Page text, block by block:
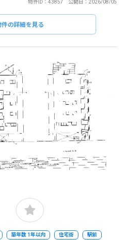
物件ID：43857 公開日：2026/08/05
件の詳細を見る
築年数 1年以内 住宅街 駅前